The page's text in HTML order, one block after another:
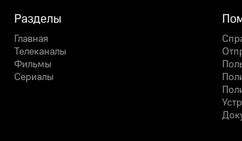
Разделы
Главная
Телеканалы
Фильмы
Сериалы